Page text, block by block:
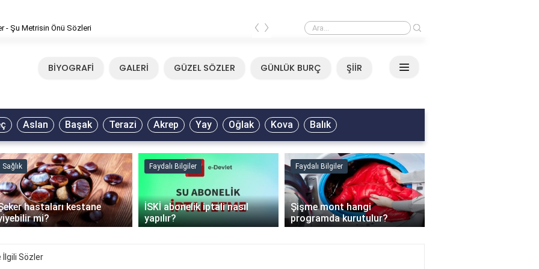
‹ ›
BİYOGRAFİ GALERİ GÜZEL SÖZLER GÜNLÜK BURÇ ŞİİR
Aslan Başak Terazi Akrep Yay Oğlak Kova Balık
Sağlık
hastaları kestane
mi?
Faydalı Bilgiler
İSKİ abonelik iptali nasıl
yapılır?
Faydalı Bilgiler
Şişme mont hangi
programda kurutulur?
›
İlgili Sözler